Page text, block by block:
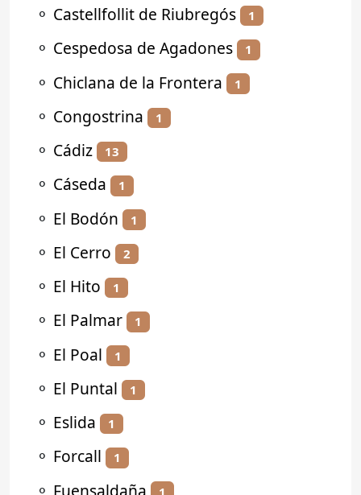
⚬ Castellfollit de Riubregós 1
⚬ Cespedosa de Agadones 1
⚬ Chiclana de la Frontera 1
⚬ Congostrina 1
⚬ Cádiz 13
⚬ Cáseda 1
⚬ El Bodón 1
⚬ El Cerro 2
⚬ El Hito 1
⚬ El Palmar 1
⚬ El Poal 1
⚬ El Puntal 1
⚬ Eslida 1
⚬ Forcall 1
⚬ Fuensaldaña 1